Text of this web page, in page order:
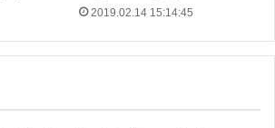
2019.02.14 15:14:45